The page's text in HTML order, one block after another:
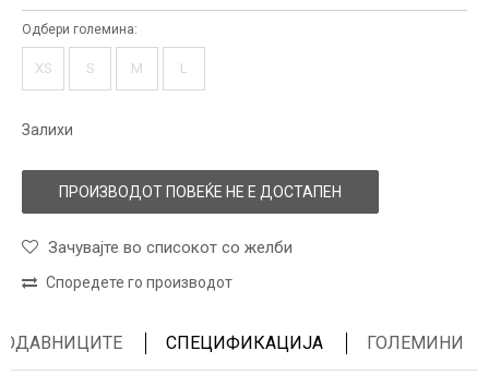
Одбери големина:
XS S M L
Залихи
ПРОИЗВОДОТ ПОВЕЌЕ НЕ Е ДОСТАПЕН
Зачувајте во списокот со желби
Споредете го производот
СПЕЦИФИКАЦИЈА ГОЛЕМИНИ